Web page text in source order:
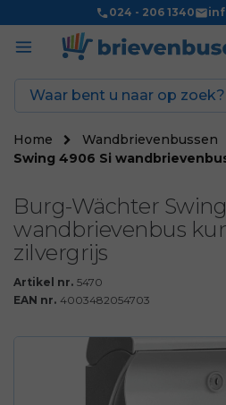
024 - 206 1340
Home Wandbrievenbussen
Swing 4906 Si
Burg-Wächter
wandbrievenbus
zilvergrijs
Artikel nr. 5470
EAN nr. 4003482054703